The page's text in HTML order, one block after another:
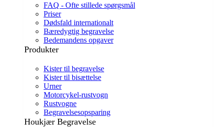
FAQ - Ofte stillede spørgsmål
Priser
Dødsfald internationalt
Bæredygtig begravelse
Bedemandens opgaver
Produkter
Kister til begravelse
Kister til bisættelse
Urner
Motorcykel-rustvogn
Rustvogne
Begravelsesopsparing
Houkjær Begravelse